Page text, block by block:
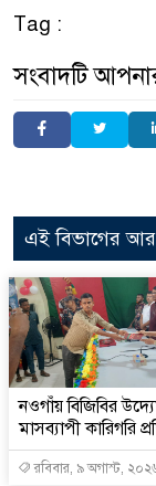
Tag :
সংবাদটি
এই বিভাগের
নওগাঁয় বিজিবির
মাসব্যাপী কারিগরি
রবিবার, ৯ অগাস্ট,